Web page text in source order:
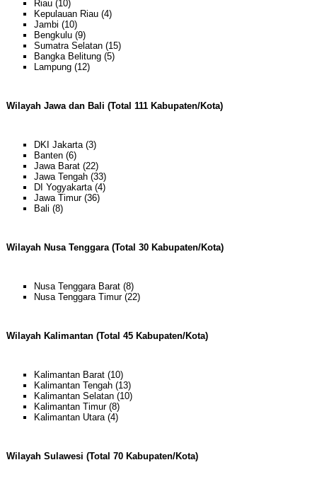
Riau (10)
Kepulauan Riau (4)
Jambi (10)
Bengkulu (9)
Sumatra Selatan (15)
Bangka Belitung (5)
Lampung (12)
Wilayah Jawa dan Bali (Total 111 Kabupaten/Kota)
DKI Jakarta (3)
Banten (6)
Jawa Barat (22)
Jawa Tengah (33)
DI Yogyakarta (4)
Jawa Timur (36)
Bali (8)
Wilayah Nusa Tenggara (Total 30 Kabupaten/Kota)
Nusa Tenggara Barat (8)
Nusa Tenggara Timur (22)
Wilayah Kalimantan (Total 45 Kabupaten/Kota)
Kalimantan Barat (10)
Kalimantan Tengah (13)
Kalimantan Selatan (10)
Kalimantan Timur (8)
Kalimantan Utara (4)
Wilayah Sulawesi (Total 70 Kabupaten/Kota)